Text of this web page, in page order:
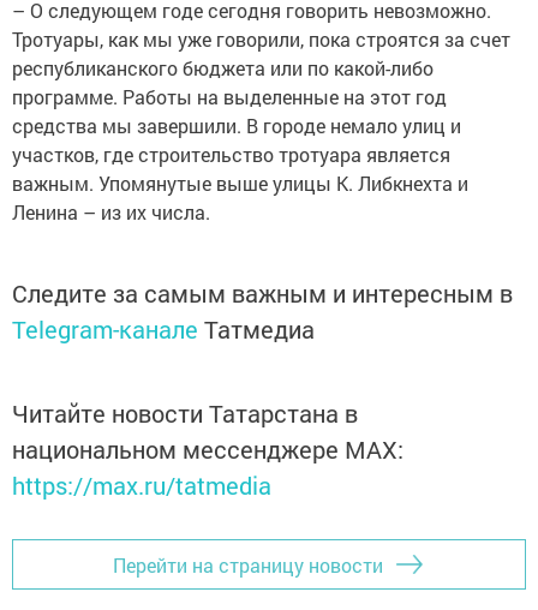
– О следующем годе сегодня говорить невозможно.
Тротуары, как мы уже говорили, пока строятся за счет
республиканского бюджета или по какой-либо
программе. Работы на выделенные на этот год
средства мы завершили. В городе немало улиц и
участков, где строительство тротуара является
важным. Упомянутые выше улицы К. Либкнехта и
Ленина – из их числа.
Следите за самым важным и интересным в
Telegram-канале Татмедиа
Читайте новости Татарстана в
национальном мессенджере MАХ:
https://max.ru/tatmedia
Перейти на страницу новости